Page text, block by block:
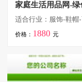
家庭生活用品网-绿
适合行业：服饰-鞋帽
价格： 1880 元